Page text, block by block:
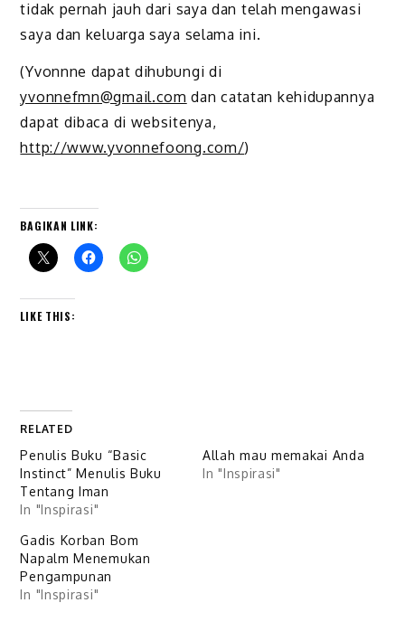
tidak pernah jauh dari saya dan telah mengawasi
saya dan keluarga saya selama ini.
(Yvonnne dapat dihubungi di
yvonnefmn@gmail.com dan catatan kehidupannya
dapat dibaca di websitenya,
http://www.yvonnefoong.com/)
BAGIKAN LINK:
LIKE THIS:
RELATED
Penulis Buku “Basic
Instinct” Menulis Buku
Tentang Iman
In "Inspirasi"
Allah mau memakai Anda
In "Inspirasi"
Gadis Korban Bom
Napalm Menemukan
Pengampunan
In "Inspirasi"